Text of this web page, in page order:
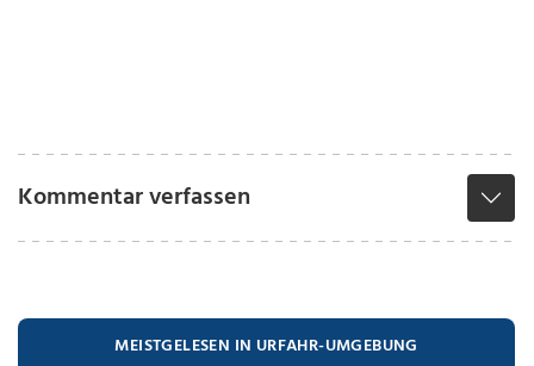
Kommentar verfassen
MEISTGELESEN IN URFAHR-UMGEBUNG